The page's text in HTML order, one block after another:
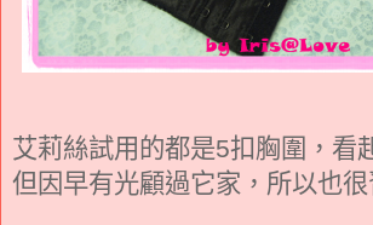
艾莉絲試用的都是5扣胸圍，看
但因早有光顧過它家，所以也很